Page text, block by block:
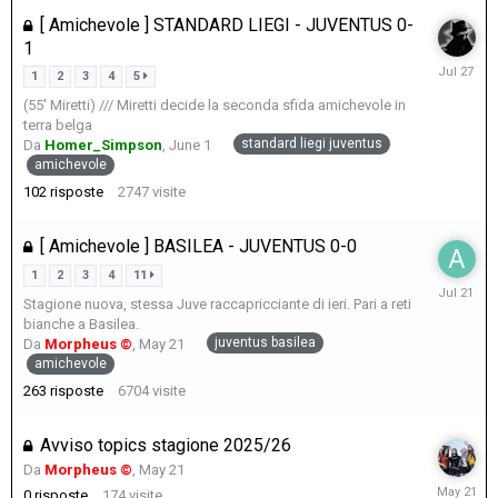
[ Amichevole ] STANDARD LIEGI - JUVENTUS 0-
1
1 2 3 4 5
(55' Miretti) /// Miretti decide la seconda sfida amichevole in
terra belga
Da Homer_Simpson June 1
standard liegi juventus
amichevole
102 risposte 2747 visite
July
[ Amichevole ] BASILEA - JUVENTUS 0-0
1 2 3 4 11
Stagione nuova, stessa Juve raccapricciante di ieri. Pari a reti
bianche a Basilea.
Da Morpheus © May 21
juventus basilea
amichevole
263 risposte 6704 visite
July
Avviso topics stagione 2025/26
Da Morpheus © May 21
May